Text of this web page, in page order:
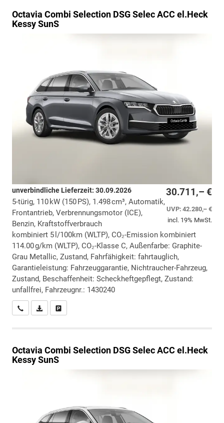
Octavia Combi Selection DSG Selec ACC el.Heck
Kessy SunS
30.711,– €
UVP:42.280,– €
incl. 19% MwSt.
unverbindliche Lieferzeit: 30.09.2026
5-türig, 110 kW (150 PS), 1.498 cm³, Automatik,
Frontantrieb, Verbrennungsmotor (ICE),
Benzin, Kraftstoffverbrauch
kombiniert 5 l/100km (WLTP), CO₂-Emission kombiniert
114.00 g/km (WLTP), CO₂-Klasse C, Außenfarbe: Graphite-
Grau Metallic, Zustand, Fahrfähigkeit: fahrtauglich,
Garantieleistung: Fahrzeuggarantie, Nichtraucher-Fahrzeug,
Zustand, Beschaffenheit: Scheckheftgepflegt, Zustand:
unfallfrei, Fahrzeugnr.: 1430240
Wir rufen Sie anPDF-Datei, Fahrzeugexposé drucken
Octavia Combi Selection DSG Selec ACC el.Heck
Kessy SunS